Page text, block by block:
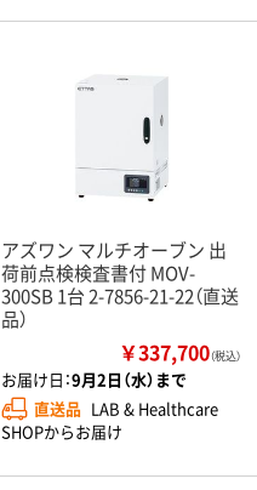
アズワン マルチオーブン 出
荷前点検検査書付 MOV-
300SB 1台 2-7856-21-22（直送
品）
￥337,700（税込）
お届け日：9月2日（水）まで
直送品 LAB & Healthcare
SHOPからお届け